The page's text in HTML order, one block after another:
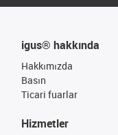
igus® hakkında
Hakkımızda
Basın
Ticari fuarlar
Hizmetler